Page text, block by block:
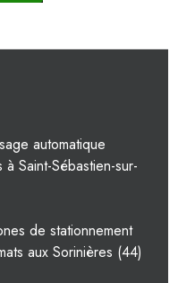
automatique
Saint-Sébastien-sur-
de stationnement
aux Sorinières (44)